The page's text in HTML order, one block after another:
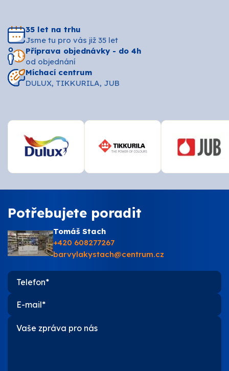
35 let na trhu
Jsme tu pro vás již 35 let
Příprava objednávky - do 4h
od objednání
Míchací centrum
DULUX, TIKKURILA, JUB
Potřebujete poradit
Tomáš Stach
+420 608277267
barvylakystach@centrum.cz